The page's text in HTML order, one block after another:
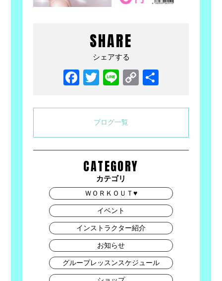
SHARE
シェアする
Facebook
Twitter
LineCopy
ブログ一覧
CATEGORY
カテゴリ
ＷＯＲＫＯＵＴ♥
イベント
インストラクター紹介
お知らせ
グループレッスンスケジュール